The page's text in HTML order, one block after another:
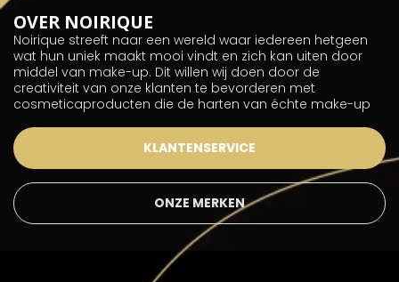
OVER NOIRIQUE
Noirique streeft naar een wereld waar iedereen hetgeen
wat hun uniek maakt mooi vindt en zich kan uiten door
middel van make-up. Dit willen wij doen door de
creativiteit van onze klanten te bevorderen met
cosmeticaproducten die de harten van échte make-up
KLANTENSERVICE
ONZE MERKEN